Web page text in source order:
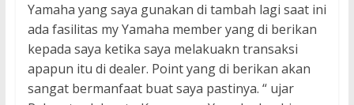
Yamaha yang saya gunakan di tambah lagi saat ini
ada fasilitas my Yamaha member yang di berikan
kepada saya ketika saya melakuakn transaksi
apapun itu di dealer. Point yang di berikan akan
sangat bermanfaat buat saya pastinya. “ ujar